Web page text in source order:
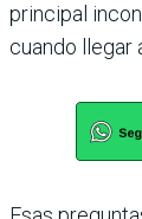
principal
cuando llegar